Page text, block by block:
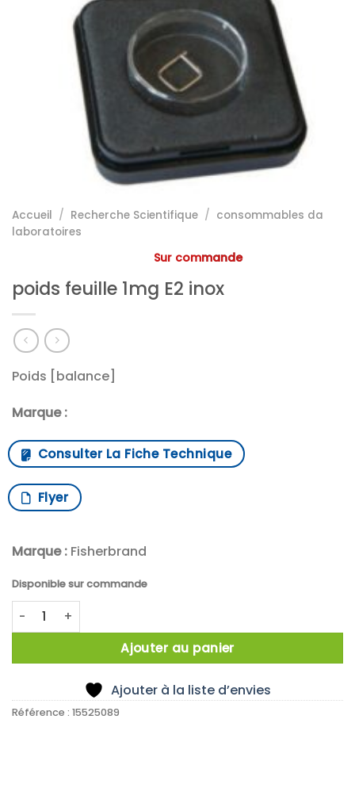
Accueil / Recherche Scientifique / consommables da
laboratoires
Sur commande
poids feuille 1mg E2 inox
Poids [balance]
Marque :
Consulter La Fiche Technique
Flyer
Marque : Fisherbrand
Disponible sur commande
quantité de poids feuille 1mg E2 inox
Ajouter au panier
Ajouter à la liste d’envies
Référence : 15525089